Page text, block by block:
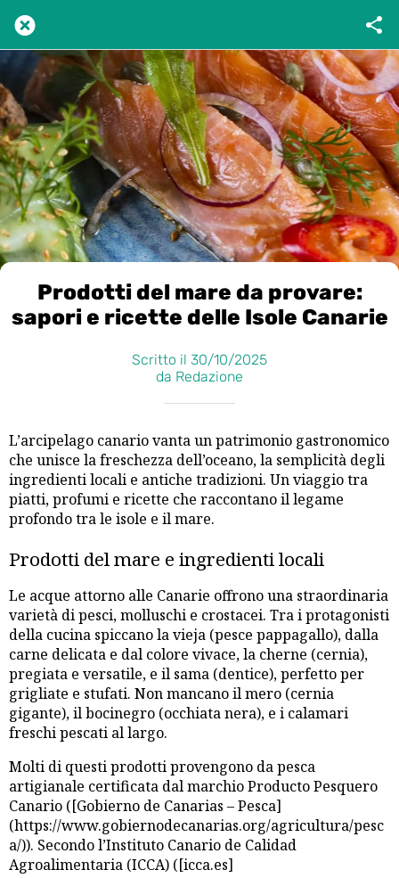
Prodotti del mare da provare:
sapori e ricette delle Isole Canarie
Scritto il 30/10/2025
da Redazione
L’arcipelago canario vanta un patrimonio gastronomico
che unisce la freschezza dell’oceano, la semplicità degli
ingredienti locali e antiche tradizioni. Un viaggio tra
piatti, profumi e ricette che raccontano il legame
profondo tra le isole e il mare.
Prodotti del mare e ingredienti locali
Le acque attorno alle Canarie offrono una straordinaria
varietà di pesci, molluschi e crostacei. Tra i protagonisti
della cucina spiccano la vieja (pesce pappagallo), dalla
carne delicata e dal colore vivace, la cherne (cernia),
pregiata e versatile, e il sama (dentice), perfetto per
grigliate e stufati. Non mancano il mero (cernia
gigante), il bocinegro (occhiata nera), e i calamari
freschi pescati al largo.
Molti di questi prodotti provengono da pesca
artigianale certificata dal marchio Producto Pesquero
Canario ([Gobierno de Canarias – Pesca]
(https://www.gobiernodecanarias.org/agricultura/pesc
a/)). Secondo l’Instituto Canario de Calidad
Agroalimentaria (ICCA) ([icca.es]